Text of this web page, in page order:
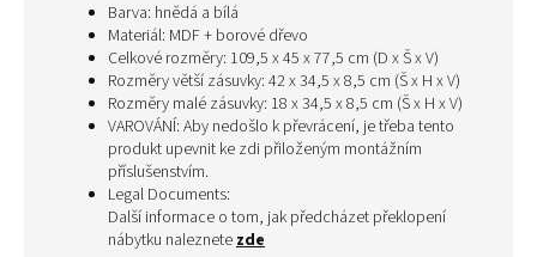
Barva: hnědá a bílá
Materiál: MDF + borové dřevo
Celkové rozměry: 109,5 x 45 x 77,5 cm (D x Š x V)
Rozměry větší zásuvky: 42 x 34,5 x 8,5 cm (Š x H x V)
Rozměry malé zásuvky: 18 x 34,5 x 8,5 cm (Š x H x V)
VAROVÁNÍ: Aby nedošlo k převrácení, je třeba tento
produkt upevnit ke zdi přiloženým montážním
příslušenstvím.
Legal Documents:
Další informace o tom, jak předcházet překlopení
nábytku naleznetezde